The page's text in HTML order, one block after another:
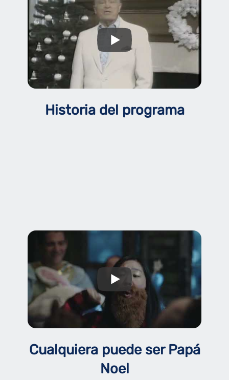
Historia del programa
Cualquiera puede ser Papá
Noel